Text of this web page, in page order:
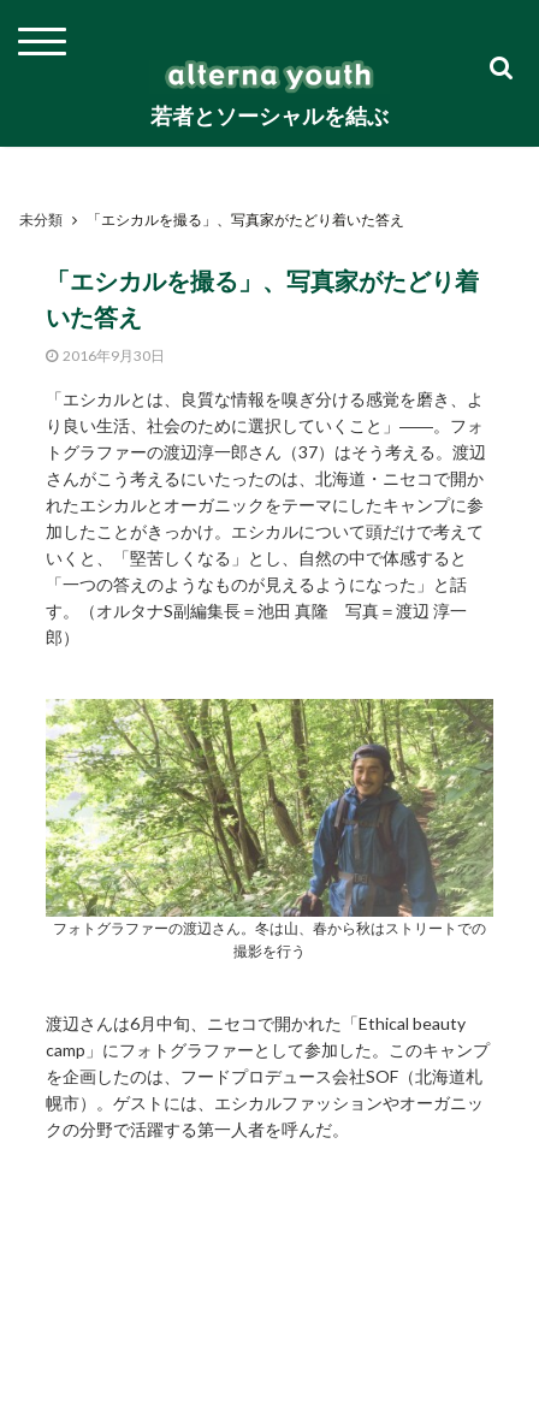
若者とソーシャルを結ぶ
未分類 「エシカルを撮る」、写真家がたどり着いた答え
「エシカルを撮る」、写真家がたどり着
いた答え
2016年9月30日
「エシカルとは、良質な情報を嗅ぎ分ける感覚を磨き、よ
り良い生活、社会のために選択していくこと」――。フォ
トグラファーの渡辺淳一郎さん（37）はそう考える。渡辺
さんがこう考えるにいたったのは、北海道・ニセコで開か
れたエシカルとオーガニックをテーマにしたキャンプに参
加したことがきっかけ。エシカルについて頭だけで考えて
いくと、「堅苦しくなる」とし、自然の中で体感すると
「一つの答えのようなものが見えるようになった」と話
す。（オルタナS副編集長＝池田 真隆 写真＝渡辺 淳一
郎）
フォトグラファーの渡辺さん。冬は山、春から秋はストリートでの
撮影を行う
渡辺さんは6月中旬、ニセコで開かれた「Ethical beauty
camp」にフォトグラファーとして参加した。このキャンプ
を企画したのは、フードプロデュース会社SOF（北海道札
幌市）。ゲストには、エシカルファッションやオーガニッ
クの分野で活躍する第一人者を呼んだ。